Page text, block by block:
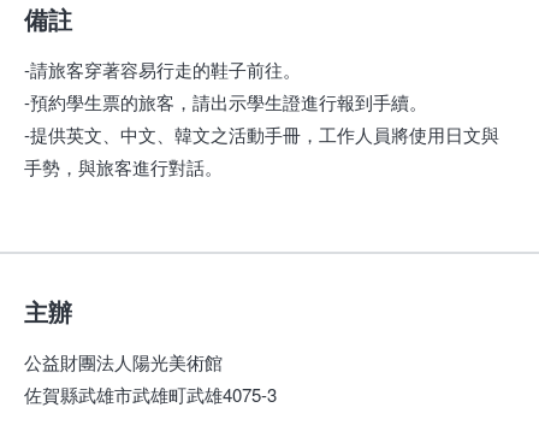
備註
-請旅客穿著容易行走的鞋子前往。
-預約學生票的旅客，請出示學生證進行報到手續。
-提供英文、中文、韓文之活動手冊，工作人員將使用日文與
手勢，與旅客進行對話。
主辦
公益財團法人陽光美術館
佐賀縣武雄市武雄町武雄4075-3